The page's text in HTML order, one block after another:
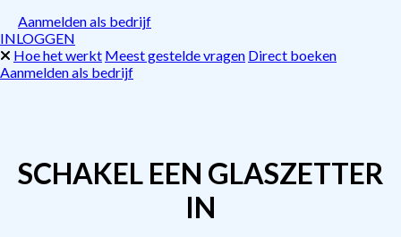
Aanmelden als bedrijf
INLOGGEN
Hoe het werkt Meest gestelde vragen Direct boeken
Aanmelden als bedrijf
SCHAKEL EEN GLASZETTER
IN